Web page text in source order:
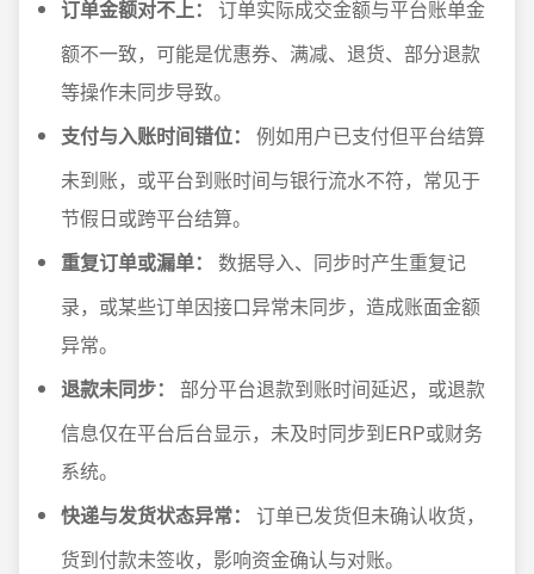
订单金额对不上：
订单实际成交金额与平台账单金
额不一致，可能是优惠券、满减、退货、部分退款
等操作未同步导致。
支付与入账时间错位：
例如用户已支付但平台结算
未到账，或平台到账时间与银行流水不符，常见于
节假日或跨平台结算。
重复订单或漏单：
数据导入、同步时产生重复记
录，或某些订单因接口异常未同步，造成账面金额
异常。
退款未同步：
部分平台退款到账时间延迟，或退款
信息仅在平台后台显示，未及时同步到ERP或财务
系统。
快递与发货状态异常：
订单已发货但未确认收货，
货到付款未签收，影响资金确认与对账。